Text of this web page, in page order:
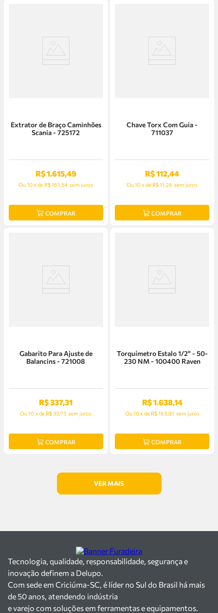
Extrator de Braço Caminhões
Scania - 725172
R$1.615,49
Ou10xde R$ 161,54 sem juros
COMPRAR
Chave Torx Com Guia -
711037
R$112,44
Ou10xde R$ 11,24 sem juros
COMPRAR
Gabarito Para Ajuste de
Balancins - 721008
R$337,31
Ou10xde R$ 33,73 sem juros
COMPRAR
Torquímetro Estalo 1/2" - 50-
230 NM - 100400 Raven
R$1.638,14
Ou10xde R$ 163,81 sem juros
COMPRAR
Tecnologia, qualidade, responsabilidade, segurança e
inovação definem a Delupo.
Com sede em Criciúma-SC, é líder no Sul do Brasil há mais
de 50 anos, atendendo indústria
e varejo com soluções em ferramentas e equipamentos.